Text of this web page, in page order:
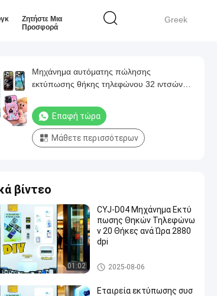
Greek
Ζητήστε Μια
Προσφορά
Μηχάνημα αυτόματης πώλησης
εκτύπωσης θήκης τηλεφώνου 32 ιντσών
Επαφή τώρα
Μάθετε περισσότερων
βίντεο
01:02
CYJ-D04 Μηχάνημα Εκτύ
πωσης Θηκών Τηλεφώνω
ν 20 Θήκες ανά Ώρα 2880
dpi
Μηχανή εκτύπωσης συσκευ
ασίας τηλεφώνου
2025-08-06
Εταιρεία εκτύπωσης συσ